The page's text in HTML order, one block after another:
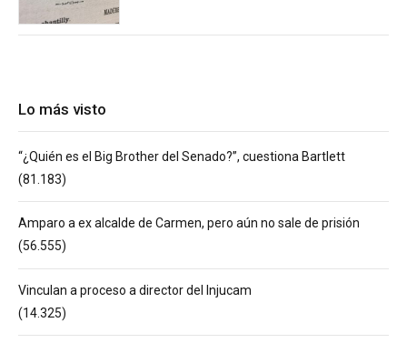
Lo más visto
“¿Quién es el Big Brother del Senado?”, cuestiona Bartlett
(81.183)
Amparo a ex alcalde de Carmen, pero aún no sale de prisión
(56.555)
Vinculan a proceso a director del Injucam
(14.325)